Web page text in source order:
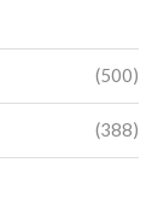
(500)
(388)